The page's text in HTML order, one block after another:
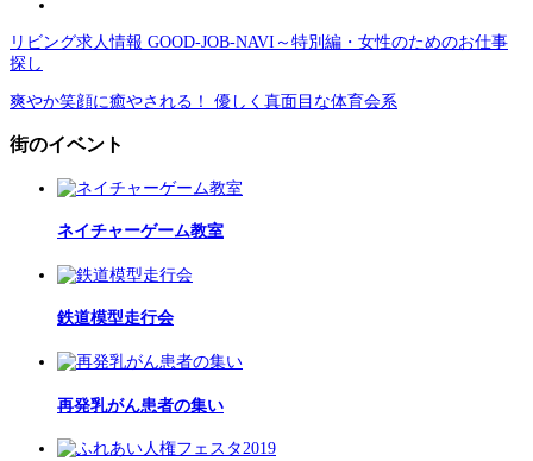
リビング求人情報 GOOD-JOB-NAVI～特別編・女性のためのお仕事
探し
爽やか笑顔に癒やされる！ 優しく真面目な体育会系
街のイベント
ネイチャーゲーム教室
鉄道模型走行会
再発乳がん患者の集い